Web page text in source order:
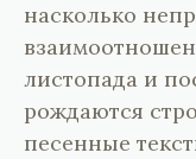
насколько
листопада и
рождаются
песенные